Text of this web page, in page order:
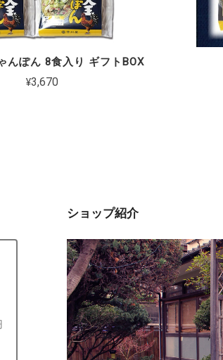
んぽん 8食入り ギフトBOX
¥3,670
ショップ紹介